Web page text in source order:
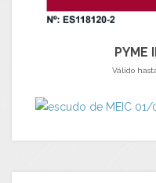
PYME
Válido